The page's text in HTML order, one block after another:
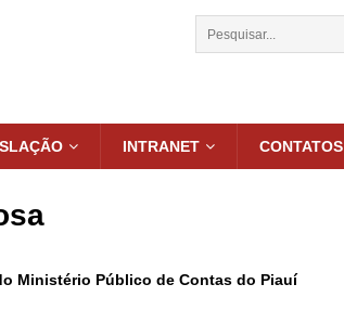
INTRANET CONTATOS
Ministério Público de Contas do Piauí